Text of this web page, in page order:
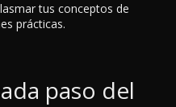
tus conceptos de
prácticas.
paso del